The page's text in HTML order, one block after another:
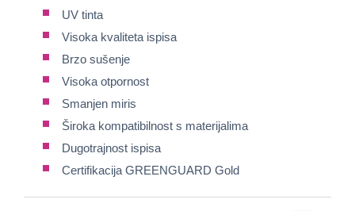
UV tinta
Visoka kvaliteta ispisa
Brzo sušenje
Visoka otpornost
Smanjen miris
Široka kompatibilnost s materijalima
Dugotrajnost ispisa
Certifikacija GREENGUARD Gold